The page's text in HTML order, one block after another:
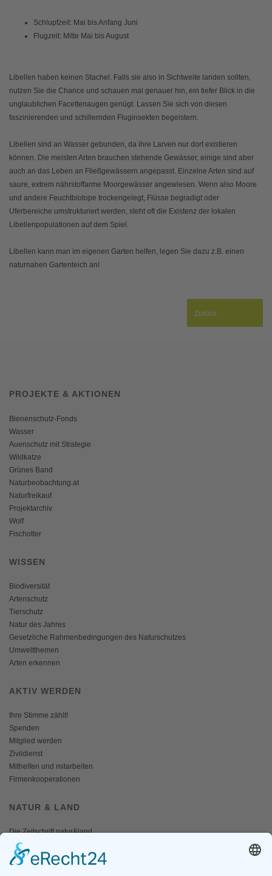
Schlupfzeit: Mai bis Anfang Juni
Flugzeit: Mitte Mai bis August
Libellen haben keinen Stachel. Falls sie also in Sichtweite landen sollten,
nutzen Sie die Chance und schauen mal genauer hin, ein tiefer Blick in die
unglaublichen Facettenaugen genügt. Lassen Sie sich von diesen
faszinierenden und schillernden Fluginsekten begeistern.
Libellen sind an Wasser gebunden, da ihre Larven nur dort existieren
können. Die meisten Arten brauchen stehende Gewässer, einige sind aber
auch an das Leben an Fließgewässern angepasst. Einzelne Arten sind auf
saure, extrem nährstoffarme Moorgewässer angewiesen. Wenn also Moore
und andere Feuchtbiotope trockengelegt, Flüsse begradigt oder
Uferbereiche umstrukturiert werden, steht oft die Existenz der lokalen
Libellenpopulationen auf dem Spiel.
Libellen kann man im eigenen Garten helfen, legen Sie dazu z.B. einen
naturnahen Gartenteich an!
Zurück
PROJEKTE & AKTIONEN
Bienenschutz-Fonds
Wasser
Auenschutz mit Strategie
Wildkatze
Grünes Band
Naturbeobachtung.at
Naturfreikauf
Projektarchiv
Wolf
Fischotter
WISSEN
Biodiversität
Artenschutz
Tierschutz
Natur des Jahres
Gesetzliche Rahmenbedingungen des Naturschutzes
Umweltthemen
Arten erkennen
AKTIV WERDEN
Ihre Stimme zählt!
Spenden
Mitglied werden
Zivildienst
Mithelfen und mitarbeiten
Firmenkooperationen
NATUR & LAND
Die Zeitschrift natur&land
Archiv
Mediadaten